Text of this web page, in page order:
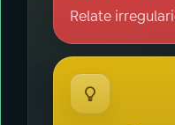
Relate